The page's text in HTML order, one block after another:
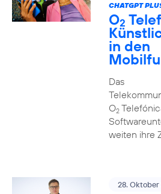
CHATGPT
O2
in den
Das
O2
weiten ihre
28. Oktober